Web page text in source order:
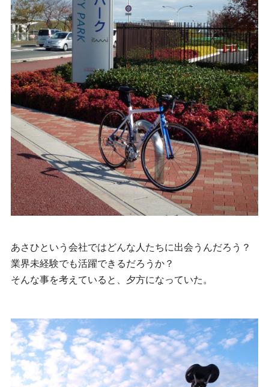
あさひという会社ではどんな人たちに出会うんだろう？
業界未経験でも活躍できるだろうか？
そんな事を考えていると、夕方になっていた。